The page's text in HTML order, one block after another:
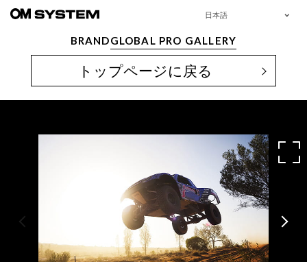
BRANDGLOBAL PRO GALLERY
日本語
トップページに戻る